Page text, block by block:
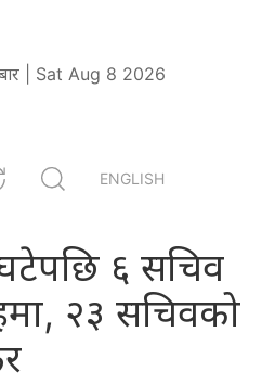
| Sat Aug 8 2026
ENGLISH
घटेपछि ६ सचिव
२३ सचिवको